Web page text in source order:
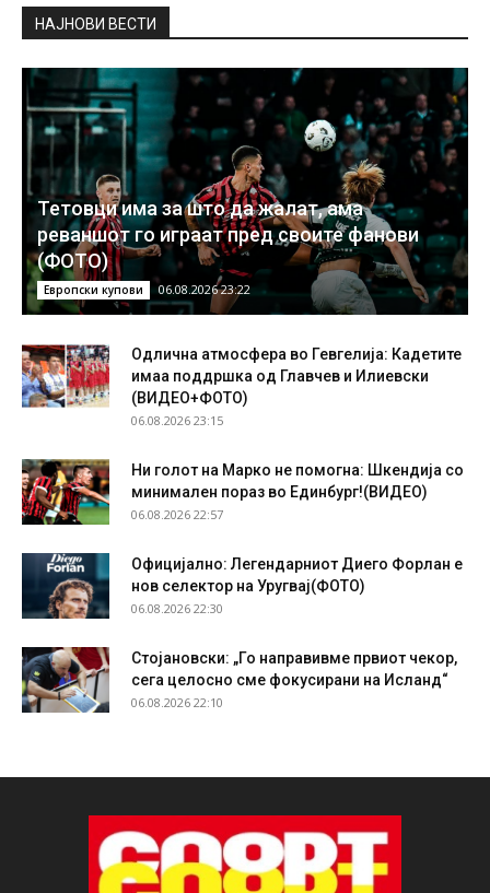
НAЈНОВИ ВЕСТИ
Тетовци има за што да жалат, ама
реваншот го играат пред своите фанови
(ФОТО)
Европски купови 06.08.2026 23:22
Одлична атмосфера во Гевгелија: Кадетите
имаа поддршка од Главчев и Илиевски
(ВИДЕО+ФОТО)
06.08.2026 23:15
Ни голот на Марко не помогна: Шкендија со
минимален пораз во Единбург!(ВИДЕО)
06.08.2026 22:57
Официјално: Легендарниот Диего Форлан е
нов селектор на Уругвај(ФОТО)
06.08.2026 22:30
Стојановски: „Го направивме првиот чекор,
сега целосно сме фокусирани на Исланд“
06.08.2026 22:10